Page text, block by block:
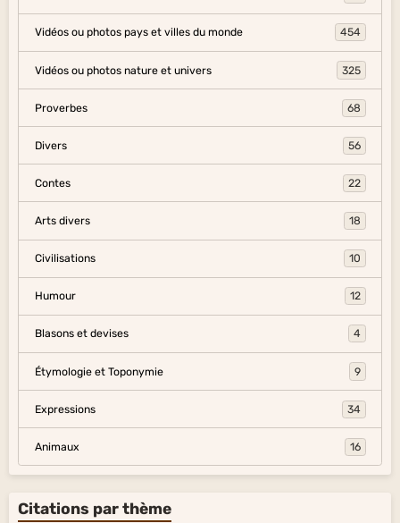
Vidéos ou photos pays et villes du monde 454
Vidéos ou photos nature et univers 325
Proverbes 68
Divers 56
Contes 22
Arts divers 18
Civilisations 10
Humour 12
Blasons et devises 4
Étymologie et Toponymie 9
Expressions 34
Animaux 16
Citations par thème